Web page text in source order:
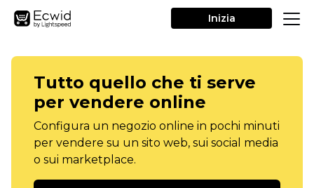
Inizia
Tutto quello che ti serve
per vendere online
Configura un negozio online in pochi minuti
per vendere su un sito web, sui social media
o sui marketplace.